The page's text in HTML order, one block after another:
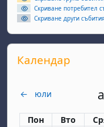
Скриване потребител
Скриване други събития
Прескочи Календар
Календар
← юли
Понеделник
Пон вторник
Вто